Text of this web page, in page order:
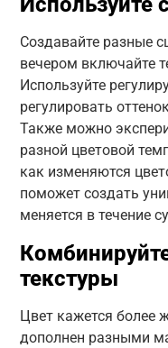
Создавайте разные
вечером включайте
Используйте
регулировать
Также можно
разной цветовой
как изменяются
поможет создать
меняется в течение
текстуры
Цвет кажется более
дополнен разными